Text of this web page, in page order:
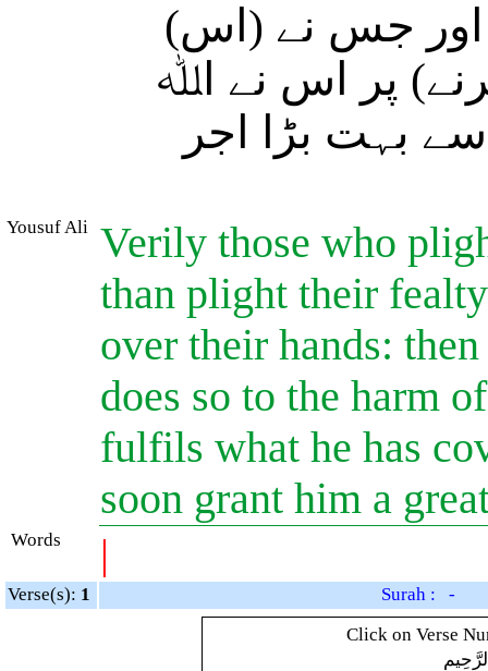
اور جس نے (اس)
پر اس نے اﷲ
بہت بڑا اجر
Yousuf Ali Verily those who
than plight their
over their hands:
does so to the harm
fulfils what he has
soon grant him a
Words |
Verse(s): 1
Surah : -
Click on Verse